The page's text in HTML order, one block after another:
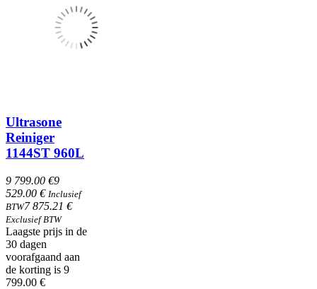
Ultrasone
Reiniger
1144ST 960L
9 799.00 €9
529.00 € Inclusief
BTW7 875.21 €
Exclusief BTW
Laagste prijs in de
30 dagen
voorafgaand aan
de korting is 9
799.00 €